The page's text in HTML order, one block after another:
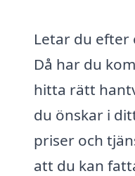
Letar du efter
Då har du
hitta rätt
du önskar i
priser och
att du kan